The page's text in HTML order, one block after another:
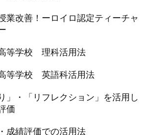
業改善！ーロイロ認定ティーチャ
等学校 理科活用法
等学校 英語科活用法
」・「リフレクション」を活用し
価
成績評価での活用法